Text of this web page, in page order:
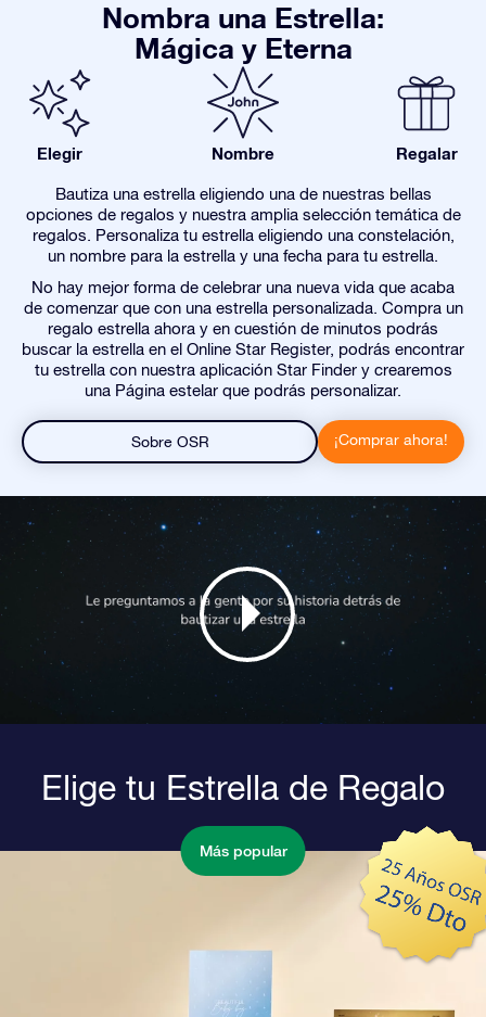
Nombra una Estrella:
Mágica y Eterna
Elegir Nombre Regalar
Bautiza una estrella eligiendo una de nuestras bellas
opciones de regalos y nuestra amplia selección temática de
regalos. Personaliza tu estrella eligiendo una constelación,
un nombre para la estrella y una fecha para tu estrella.
No hay mejor forma de celebrar una nueva vida que acaba
de comenzar que con una estrella personalizada. Compra un
regalo estrella ahora y en cuestión de minutos podrás
buscar la estrella en el Online Star Register, podrás encontrar
tu estrella con nuestra aplicación Star Finder y crearemos
una Página estelar que podrás personalizar.
Sobre OSR ¡Comprar ahora!
Elige tu Estrella de Regalo
Más popular